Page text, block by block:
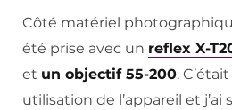
Côté matériel
été prise avec un reflex X-
et un objectif 55-200.
utilisation de l’appareil et j’ai